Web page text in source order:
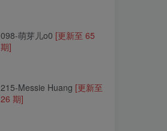
215-Messie Huang
179-洛璃LoLiSAMA
098-萌芽儿o0 [更新至 65
期]
215-Messie Huang [更新至
26 期]